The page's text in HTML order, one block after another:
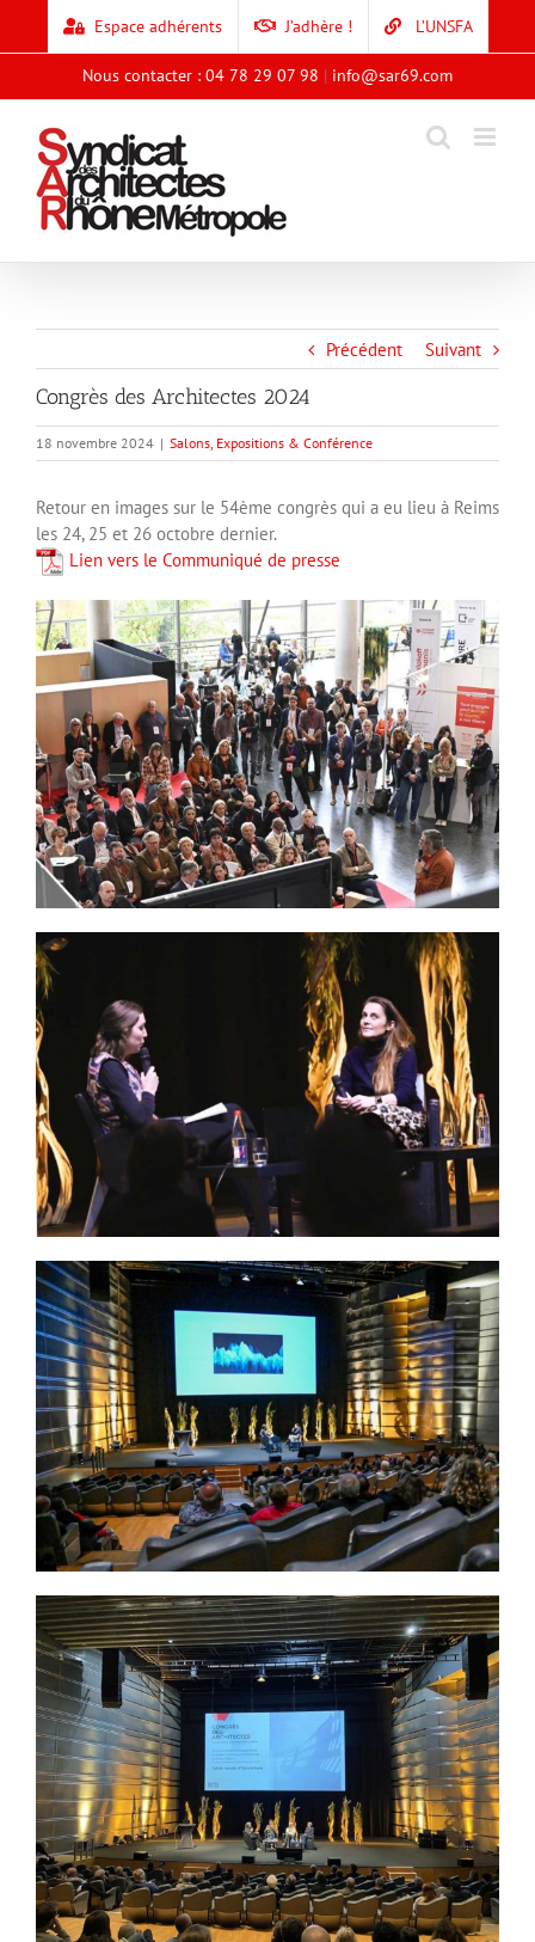
Espace adhérents J’adhère ! L’UNSFA
Nous contacter : 04 78 29 07 98 | info@sar69.com
Précédent Suivant
Congrès des Architectes 2024
18 novembre 2024 | Salons, Expositions & Conférence
Retour en images sur le 54ème congrès qui a eu lieu à Reims
les 24, 25 et 26 octobre dernier.
Lien vers le Communiqué de presse